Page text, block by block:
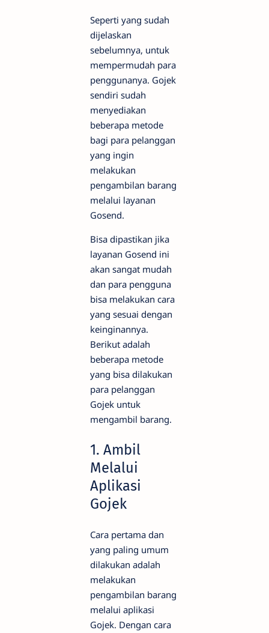
Seperti yang sudah
dijelaskan
sebelumnya, untuk
mempermudah para
penggunanya. Gojek
sendiri sudah
menyediakan
beberapa metode
bagi para pelanggan
yang ingin
melakukan
pengambilan barang
melalui layanan
Gosend.
Bisa dipastikan jika
layanan Gosend ini
akan sangat mudah
dan para pengguna
bisa melakukan cara
yang sesuai dengan
keinginannya.
Berikut adalah
beberapa metode
yang bisa dilakukan
para pelanggan
Gojek untuk
mengambil barang.
1. Ambil
Melalui
Aplikasi
Gojek
Cara pertama dan
yang paling umum
dilakukan adalah
melakukan
pengambilan barang
melalui aplikasi
Gojek. Dengan cara